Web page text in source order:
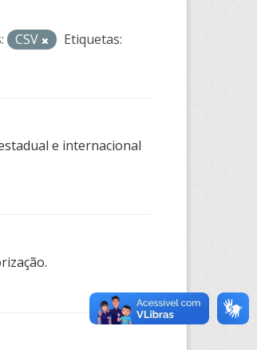
CSV
Etiquetas:
e internacional